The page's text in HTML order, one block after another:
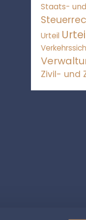
Staats-
Urteil
Zivil- und